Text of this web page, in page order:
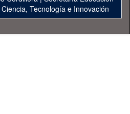
Tecnología e Innovación